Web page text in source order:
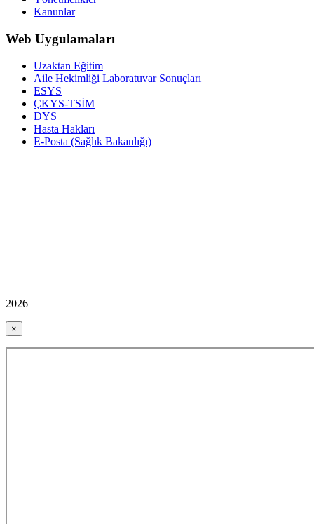
Kanunlar
Web Uygulamaları
Uzaktan Eğitim
Aile Hekimliği Laboratuvar Sonuçları
ESYS
ÇKYS-TSİM
DYS
Hasta Hakları
E-Posta (Sağlık Bakanlığı)
2026
×